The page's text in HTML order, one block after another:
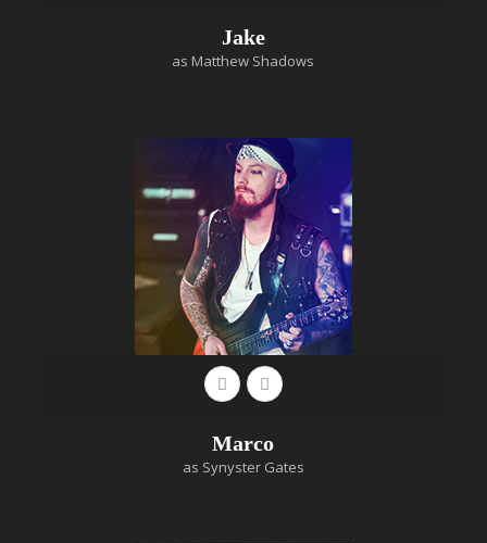
Jake
as Matthew Shadows
Marco
as Synyster Gates